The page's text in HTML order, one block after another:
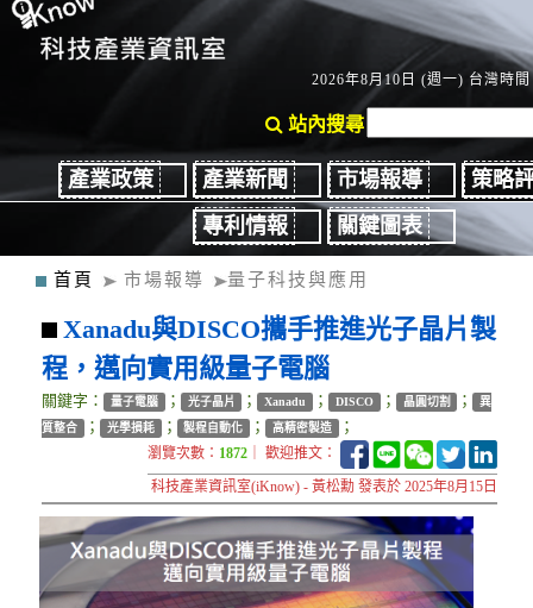
2026年8月10日 (週一) 台灣時間
站內搜尋
產業政策 產業新聞 市場報導
策略
專利情報
關鍵圖表
首頁 市場報導 量子科技與應用
Xanadu與DISCO攜手推進光子晶片製
程，邁向實用級量子電腦
關鍵字： 量子電腦 ； 光子晶片 ； Xanadu ； DISCO ； 晶圓切割 ； 異
質整合 ； 光學損耗 ； 製程自動化 ； 高精密製造 ；
瀏覽次數： 1872 ｜ 歡迎推文：
科技產業資訊室(iKnow) - 黃松勳 發表於 2025年8月15日